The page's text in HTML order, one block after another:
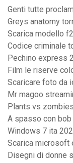
Genti tutte
Greys anatomy
Scarica modello
Codice criminale
Pechino express
Film le riserve
Scaricare foto da
Mr magoo
Plants vs
A spasso con
Windows 7 ita
Scarica microsoft
Disegni di donne